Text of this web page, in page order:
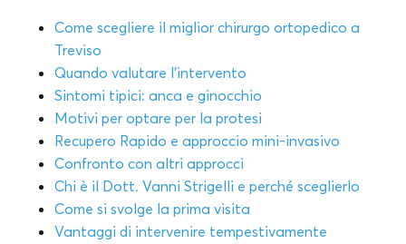
Come scegliere il miglior chirurgo ortopedico a
Treviso
Quando valutare l’intervento
Sintomi tipici: anca e ginocchio
Motivi per optare per la protesi
Recupero Rapido e approccio mini-invasivo
Confronto con altri approcci
Chi è il Dott. Vanni Strigelli e perché sceglierlo
Come si svolge la prima visita
Vantaggi di intervenire tempestivamente